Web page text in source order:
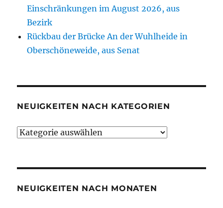
Einschränkungen im August 2026, aus
Bezirk
Rückbau der Brücke An der Wuhlheide in
Oberschöneweide, aus Senat
NEUIGKEITEN NACH KATEGORIEN
Neuigkeiten
NEUIGKEITEN NACH MONATEN